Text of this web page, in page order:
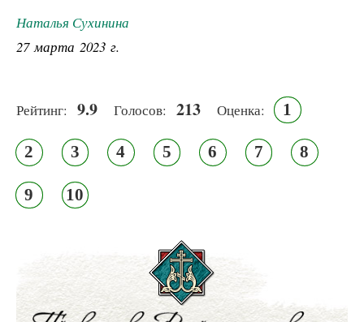
Наталья Сухинина
27 марта 2023 г.
Рейтинг: 9.9 Голосов: 213 Оценка: 1
2 3 4 5 6 7 8
9 10